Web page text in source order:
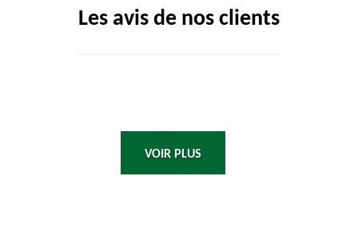
Les avis de nos clients
VOIR PLUS